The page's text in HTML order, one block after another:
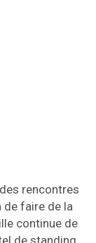
rencontres
de faire de la
continue de
de standing,